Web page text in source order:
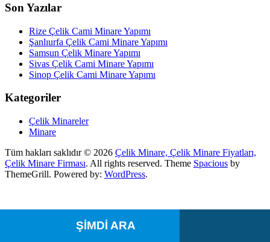
Son Yazılar
Rize Çelik Cami Minare Yapımı
Şanlıurfa Çelik Cami Minare Yapımı
Samsun Çelik Minare Yapımı
Sivas Çelik Cami Minare Yapımı
Sinop Çelik Cami Minare Yapımı
Kategoriler
Çelik Minareler
Minare
Tüm hakları saklıdır © 2026 Çelik Minare, Çelik Minare Fiyatları,
Çelik Minare Firması. All rights reserved. Theme Spacious by
ThemeGrill. Powered by: WordPress.
ŞİMDİ ARA